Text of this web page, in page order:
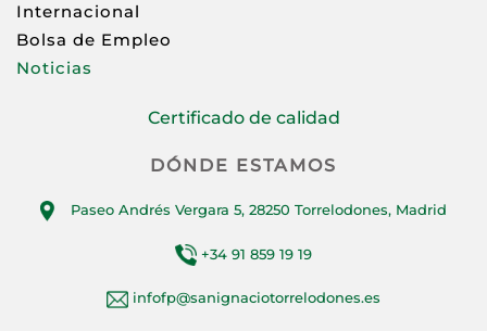
Internacional
Bolsa de Empleo
Noticias
Certificado de calidad
DÓNDE ESTAMOS
Paseo Andrés Vergara 5, 28250 Torrelodones, Madrid
+34 91 859 19 19
infofp@sanignaciotorrelodones.es